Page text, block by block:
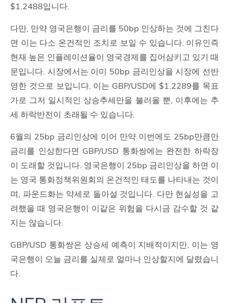
$1.2488입니다.
다만, 만약 영국은행이 금리를 50bp 인상하는 것에 그친다
면 이는 다소 온건적인 조치로 보일 수 있습니다. 이유인즉
현재 높은 인플레이션율이 영국경제를 집어삼키고 있기 때
문입니다. 시장에서는 이미 50bp 금리인상을 시장에 선반
영한 것으로 보입니다. 이는 GBP/USD에 $1.2289를 목표
가로 그저 일시적인 상승추세만을 불러올 뿐, 이후에는 추
세 하락반전이 초래될 수 있습니다.
6월의 25bp 금리인상에 이어 만약 이번에도 25bp만큼만
금리를 인상한다면 GBP/USD 통화쌍에는 완전한 하락장
이 도래할 것입니다. 영국은행이 25bp 금리인상을 하면 이
는 영국 통화정책위원회의 온건적인 태도를 나타내는 것이
며, 파운드화는 약세로 돌아설 것입니다. 다만 현실성을 고
려했을 때 영국은행이 이같은 위험을 다시금 감수할 것 같
지는 않습니다.
GBP/USD 통화쌍은 상승세 예측이 지배적이지만, 이는 영
국은행이 오늘 금리를 실제로 얼마나 인상할지에 달렸습니
다.